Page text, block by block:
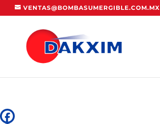
VENTAS@BOMBASUMERGIBLE.COM.MX